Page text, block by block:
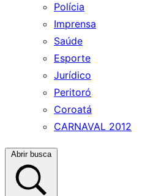
Polícia
Imprensa
Saúde
Esporte
Jurídico
Peritoró
Coroatá
CARNAVAL 2012
Abrir busca